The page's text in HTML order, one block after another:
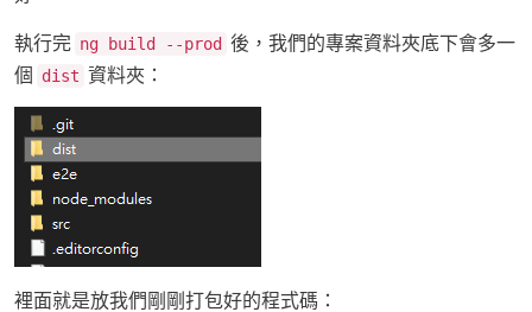
執行完 ng build --prod 後，我們的專案資料夾底下會多一
個 dist 資料夾：
裡面就是放我們剛剛打包好的程式碼：